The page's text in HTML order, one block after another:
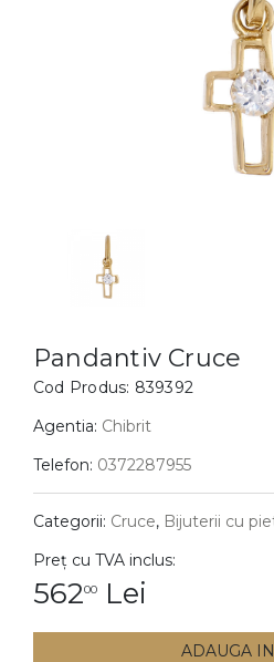
BIJUTERII COPII
Cercei
Bratari
Coliere
Lanturi
Pandantive
Inele
Cercei
Pandantiv Cruce
Cod Produs: 839392
Agentia: Chibrit
Telefon: 0372287955
Categorii: Cruce, Bijuterii cu
Preț cu TVA inclus:
56200 Lei
ADAUGA